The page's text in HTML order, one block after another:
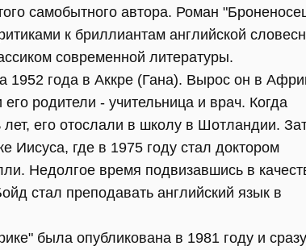
самобытного автора. Роман
к бриллиантам английской
современной литературы.
1952 года в Аккре (Гана). Вырос он в
родители - учительница и врач. Когда
его отослали в школу в Шотландии.
Иисуса, где в 1975 году стал доктором
Недолгое время подвизавшись в
стал преподавать английский язык в
была опубликована в 1981 году и